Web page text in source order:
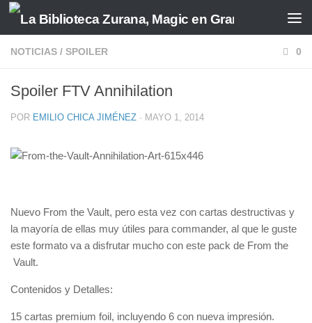
Saltar al contenido
NOTICIAS / SPOILER 0
Spoiler FTV Annihilation
POR EMILIO CHICA JIMÉNEZ · MAYO 1, 2014
Nuevo From the Vault, pero esta vez con cartas destructivas y
la mayoría de ellas muy útiles para commander, al que le guste
este formato va a disfrutar mucho con este pack de From the
Vault.
Contenidos y Detalles:
15 cartas premium foil, incluyendo 6 con nueva impresión.